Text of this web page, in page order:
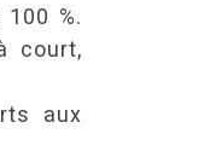
%.
court,
aux